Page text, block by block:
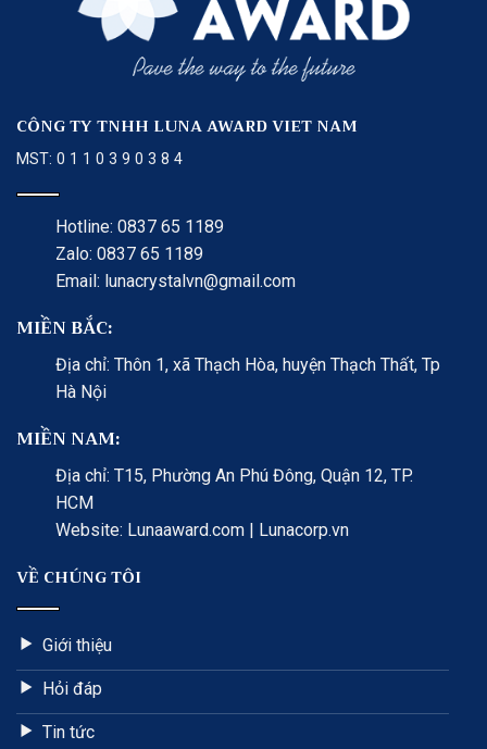
CÔNG TY TNHH LUNA AWARD VIET NAM
MST: 0 1 1 0 3 9 0 3 8 4
Hotline: 0837 65 1189
Zalo: 0837 65 1189
Email: lunacrystalvn@gmail.com
MIỀN BẮC:
Địa chỉ: Thôn 1, xã Thạch Hòa, huyện Thạch Thất, Tp
Hà Nội
MIỀN NAM:
Địa chỉ: T15, Phường An Phú Đông, Quận 12, TP.
HCM
Website: Lunaaward.com | Lunacorp.vn
VỀ CHÚNG TÔI
Giới thiệu
Hỏi đáp
Tin tức